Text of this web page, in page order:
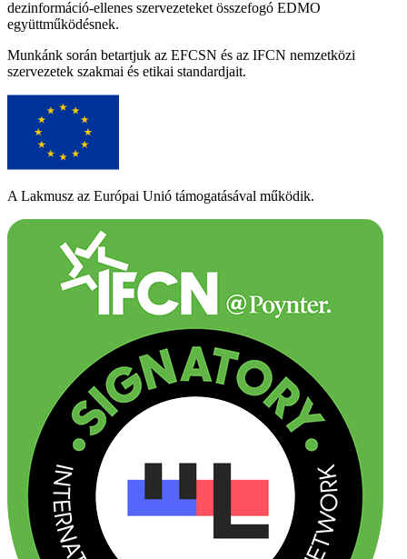
dezinformáció-ellenes szervezeteket összefogó EDMO
együttműködésnek.
Munkánk során betartjuk az EFCSN és az IFCN nemzetközi
szervezetek szakmai és etikai standardjait.
A Lakmusz az Európai Unió támogatásával működik.